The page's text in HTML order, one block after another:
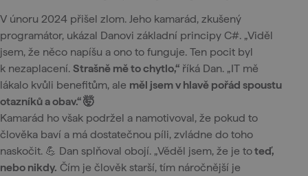
V únoru 2024 přišel zlom. Jeho kamarád, zkušený
programátor, ukázal Danovi základní principy C#. „Viděl
jsem, že něco napíšu a ono to funguje. Ten pocit byl
k nezaplacení. Strašně mě to chytlo,“ říká Dan. „IT mě
lákalo kvůli benefitům, ale měl jsem v hlavě pořád spoustu
otazníků a obav.“ 🤯
Kamarád ho však podržel a namotivoval, že pokud to
člověka baví a má dostatečnou píli, zvládne do toho
naskočit. 💪 Dan splňoval obojí. „Věděl jsem, že je toteď,
nebo nikdy. Čím je člověk starší, tím náročnější je